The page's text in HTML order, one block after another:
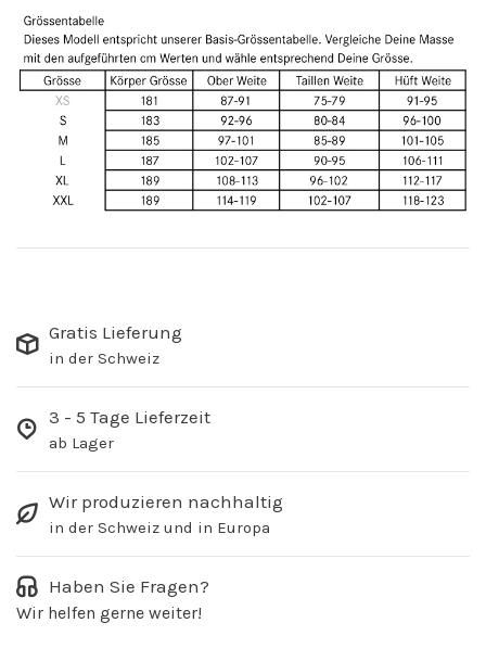
Gratis Lieferung
in der Schweiz
3 - 5 Tage Lieferzeit
ab Lager
Wir produzieren nachhaltig
in der Schweiz und in Europa
Haben Sie Fragen?
Wir helfen gerne weiter!